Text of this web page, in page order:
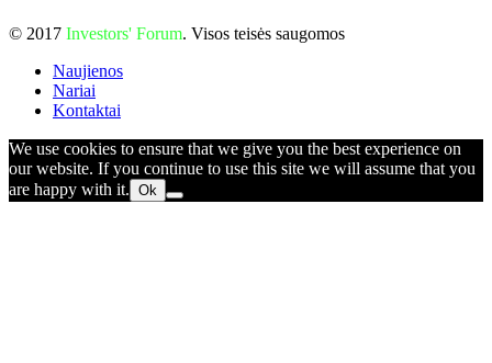
© 2017 Investors' Forum. Visos teisės saugomos
Naujienos
Nariai
Kontaktai
We use cookies to ensure that we give you the best experience on
our website. If you continue to use this site we will assume that you
are happy with it. Ok